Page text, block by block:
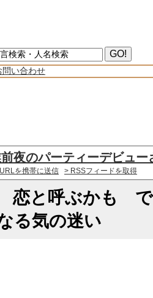
問い合わせ
夜のパーティーデビュー
を携帯に送信 > RSSフィードを取得
恋と呼ぶかも で
る気の迷い